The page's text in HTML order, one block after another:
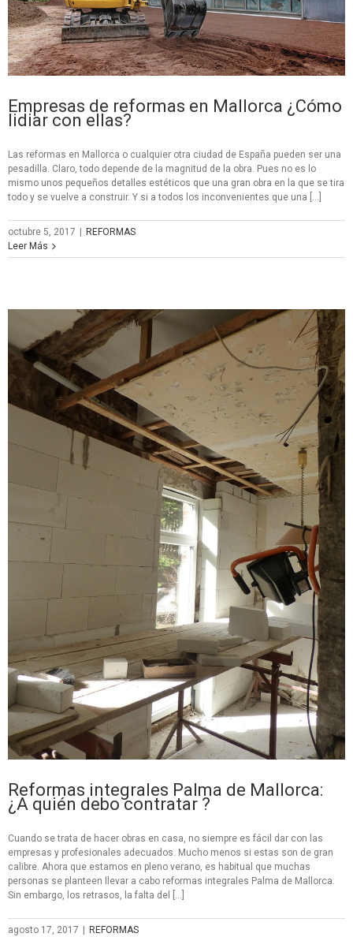
Empresas de reformas en Mallorca ¿Cómo
lidiar con ellas?
Las reformas en Mallorca o cualquier otra ciudad de España pueden ser una
pesadilla. Claro, todo depende de la magnitud de la obra. Pues no es lo
mismo unos pequeños detalles estéticos que una gran obra en la que se tira
todo y se vuelve a construir. Y si a todos los inconvenientes que una […]
octubre 5, 2017
REFORMAS
Leer Más
Reformas integrales Palma de Mallorca:
¿A quién debo contratar ?
Cuando se trata de hacer obras en casa, no siempre es fácil dar con las
empresas y profesionales adecuados. Mucho menos si estas son de gran
calibre. Ahora que estamos en pleno verano, es habitual que muchas
personas se planteen llevar a cabo reformas integrales Palma de Mallorca.
Sin embargo, los retrasos, la falta del […]
agosto 17, 2017 | REFORMAS